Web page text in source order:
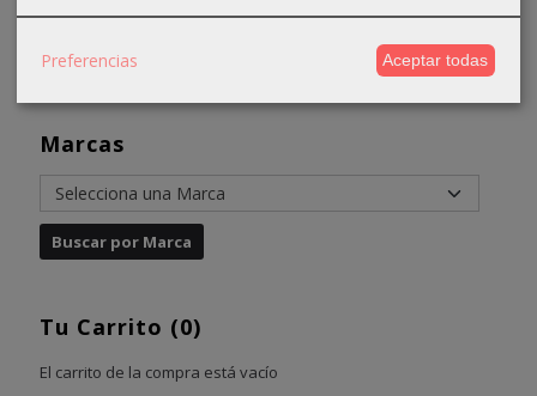
Marcas
Tu Carrito (0)
El carrito de la compra está vacío
Preferencias Aceptar todas